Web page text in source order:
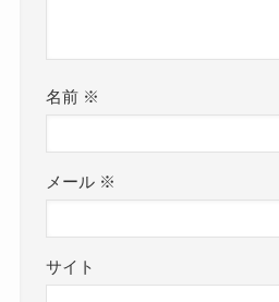
名前 ※
メール ※
サイト